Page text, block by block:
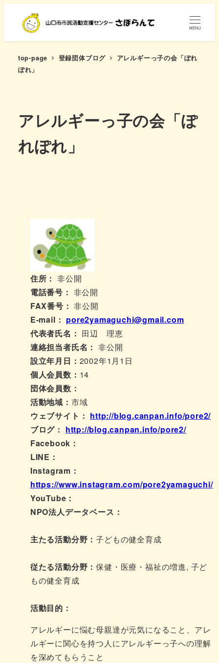
MENU
top-page 登録団体ブログ
アレルギーっ子の会「ぽれ
ぽれ」
アレルギーっ子の会「ぽ
れぽれ」
住所： 非公開
電話番号： 非公開
FAX番号： 非公開
E-mail： pore2yamaguchi@gmail.com
代表者氏名： 田辺 理恵
連絡担当者氏名： 非公開
設立年月日： 2002年1月1日
個人会員数： 14
団体会員数：
活動地域： 市域
ウェブサイト： http://blog.canpan.info/pore2/
ブログ： http://blog.canpan.info/pore2/
Facebook：
LINE：
Instagram：
https://www.instagram.com/pore2yamaguchi/
YouTube：
NPO法人データベース：
主たる活動分野：子どもの健全育成
従たる活動分野：保健・医療・福祉の増進, 子ど
もの健全育成
活動目的：
アレルギーに悩む母親達が元気になること、アレ
ルギーに関心を持つ人にアレルギーっ子への理解
を深めてもらうこと